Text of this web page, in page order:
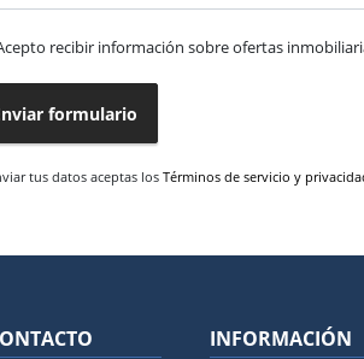
recibir información sobre ofertas
formulario
tus datos aceptas losTérminos de servicio y
INFORMACIÓN